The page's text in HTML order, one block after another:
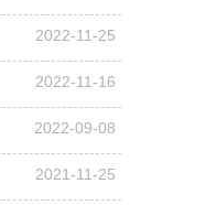
2022-11-25
2022-11-16
2022-09-08
2021-11-25